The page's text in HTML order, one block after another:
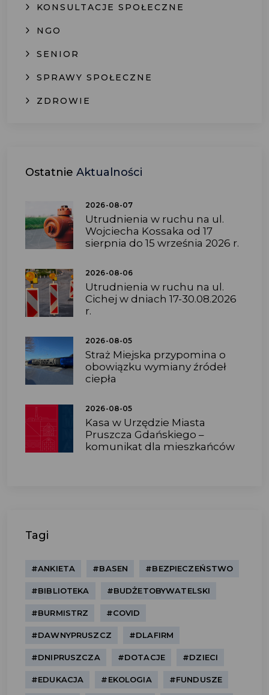
KONSULTACJE SPOŁECZNE
NGO
SENIOR
SPRAWY SPOŁECZNE
ZDROWIE
Ostatnie Aktualności
2026-08-07
Utrudnienia w ruchu na ul.
Wojciecha Kossaka od 17
sierpnia do 15 września 2026 r.
2026-08-06
Utrudnienia w ruchu na ul.
Cichej w dniach 17-30.08.2026
r.
2026-08-05
Straż Miejska przypomina o
obowiązku wymiany źródeł
ciepła
2026-08-05
Kasa w Urzędzie Miasta
Pruszcza Gdańskiego –
komunikat dla mieszkańców
Tagi
#ANKIETA #BASEN #BEZPIECZEŃSTWO
#BIBLIOTEKA #BUDŻETOBYWATELSKI
#BURMISTRZ #COVID
#DAWNYPRUSZCZ #DLAFIRM
#DNIPRUSZCZA #DOTACJE #DZIECI
#EDUKACJA #EKOLOGIA #FUNDUSZE